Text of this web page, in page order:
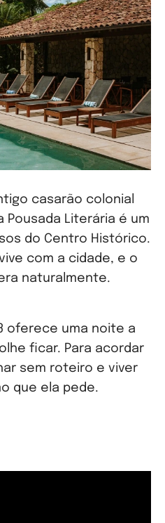
casarão colonial
Pousada Literária é um
do Centro Histórico.
com a cidade, e o
naturalmente.
oferece uma noite a
ficar. Para acordar
sem roteiro e viver
que ela pede.